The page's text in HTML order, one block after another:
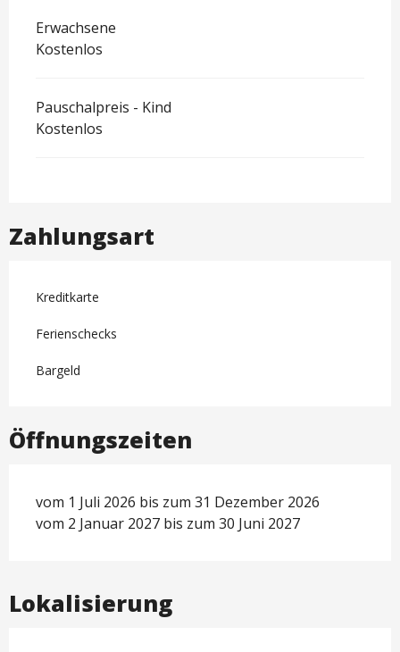
Erwachsene
Kostenlos
Pauschalpreis - Kind
Kostenlos
Zahlungsart
Kreditkarte
Ferienschecks
Bargeld
Öffnungszeiten
vom 1 Juli 2026 bis zum 31 Dezember 2026
vom 2 Januar 2027 bis zum 30 Juni 2027
Lokalisierung